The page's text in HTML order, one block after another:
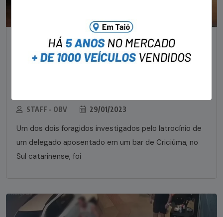
NOTÍCIAS
STAFF - OBV 29/01/2023
Um dos dois foragidos investigados pelo latrocínio de
um delegado aposentado em um bar de Criciúma, no
Sul catarinense, foi